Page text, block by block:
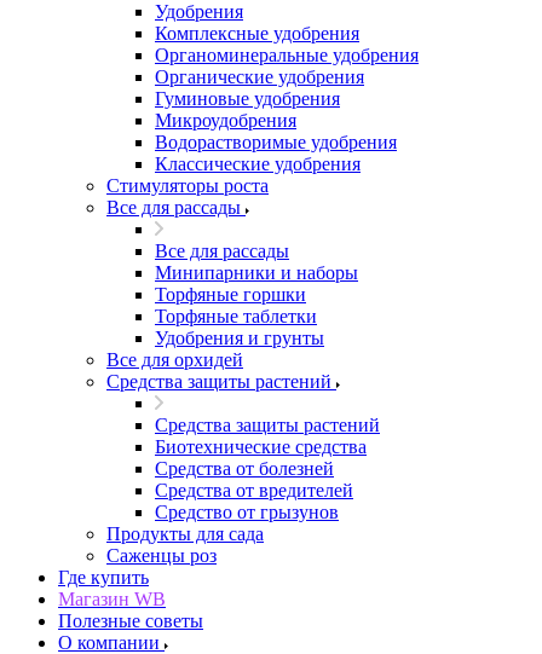
Удобрения
Комплексные удобрения
Органоминеральные удобрения
Органические удобрения
Гуминовые удобрения
Микроудобрения
Водорастворимые удобрения
Классические удобрения
Стимуляторы роста
Все для рассады
Все для рассады
Минипарники и наборы
Торфяные горшки
Торфяные таблетки
Удобрения и грунты
Все для орхидей
Средства защиты растений
Средства защиты растений
Биотехнические средства
Средства от болезней
Средства от вредителей
Средство от грызунов
Продукты для сада
Саженцы роз
Где купить
Магазин WB
Полезные советы
О компании